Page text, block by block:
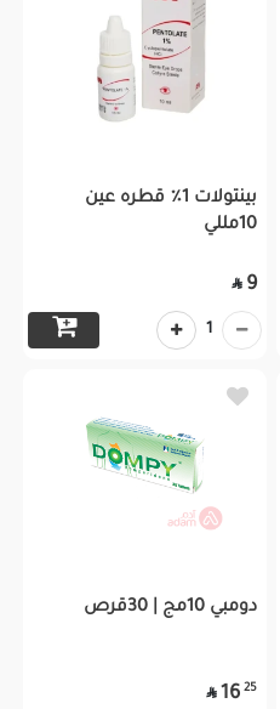
بينتولات 1٪ قطره عين
10مللي
9

1
دومبي 10مج | 30قرص
25
16
